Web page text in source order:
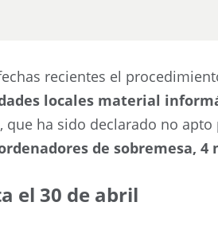
recientes el
locales material
ha sido declarado no
de sobremesa, 4
el 30 de abril